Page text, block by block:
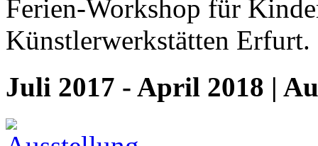
Ferien-Workshop für
Künstlerwerkstätten Erfurt.
Juli 2017 - April 2018 |